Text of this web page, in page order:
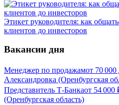
Этикет руководителя: как
клиентов до инвесторов
Вакансии дня
Менеджер по продажамот 70 000
Александровка (Оренбургская
Представитель Т-Банкаот 54 000
(Оренбургская область)